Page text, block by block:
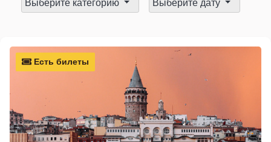
Выберите категорию Выберите дату
Есть билеты